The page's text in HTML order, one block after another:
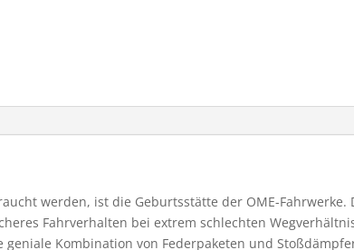
werden, ist die Geburtsstätte der OME-Fahrwerke.
Fahrverhalten bei extrem schlechten
Kombination von Federpaketen und